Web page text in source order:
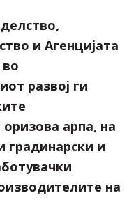
и Агенцијата
развој ги
арпа, на
градинарски и
на